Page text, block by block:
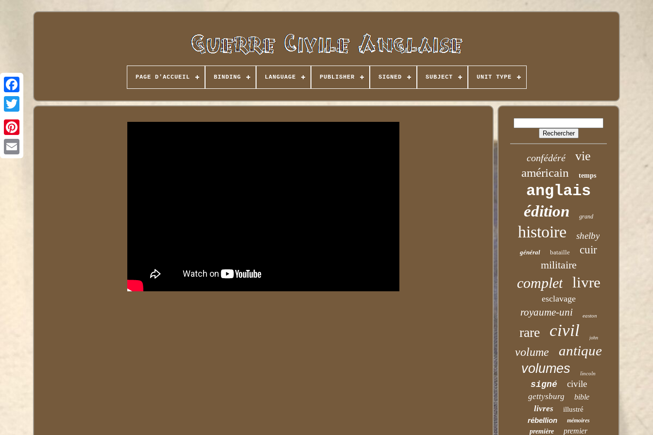
PAGE D'ACCUEIL BINDING LANGUAGE PUBLISHER SIGNED SUBJECT UNIT TYPE
confédéré vie
américain temps
anglais
édition grand
histoire shelby
général bataille
cuir
militaire
complet livre
esclavage
royaume-uni easton
rare civil john
volume antique
volumes lincoln
signé civile
gettysburg bible
livres illustré
rébellion mémoires
première premier